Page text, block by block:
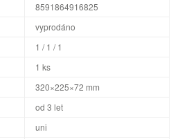
8591864916825
vyprodáno
1 / 1 / 1
1 ks
320×225×72 mm
od 3 let
uni